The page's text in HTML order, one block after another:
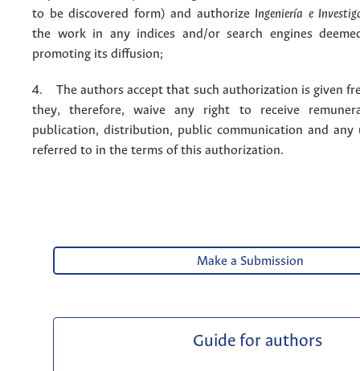
to be discovered form) and authorize Ingeniería e
the work in any indices and/or search engines
promoting its diffusion;
4. The authors accept that such authorization is given
they, therefore, waive any right to receive
publication, distribution, public communication and any
referred to in the terms of this authorization.
Make a Submission
Guide for authors